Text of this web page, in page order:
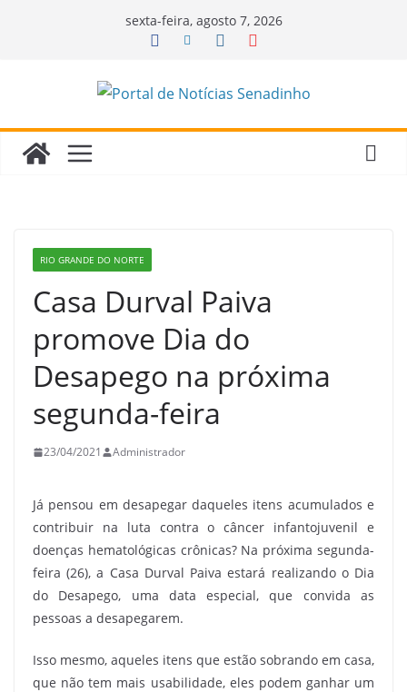
sexta-feira, agosto 7, 2026
RIO GRANDE DO NORTE
Casa Durval Paiva
promove Dia do
Desapego na próxima
segunda-feira
23/04/2021 Administrador
Já pensou em desapegar daqueles itens acumulados e
contribuir na luta contra o câncer infantojuvenil e
doenças hematológicas crônicas? Na próxima segunda-
feira (26), a Casa Durval Paiva estará realizando o Dia
do Desapego, uma data especial, que convida as
pessoas a desapegarem.
Isso mesmo, aqueles itens que estão sobrando em casa,
que não tem mais usabilidade, eles podem ganhar um